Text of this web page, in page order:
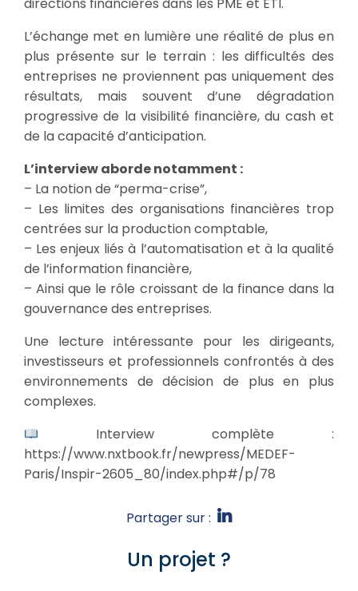
L’échange met en lumière une réalité de plus en
plus présente sur le terrain : les difficultés des
entreprises ne proviennent pas uniquement des
résultats, mais souvent d’une dégradation
progressive de la visibilité financière, du cash et
de la capacité d’anticipation.
L’interview aborde notamment :
– La notion de “perma-crise”,
– Les limites des organisations financières trop
centrées sur la production comptable,
– Les enjeux liés à l’automatisation et à la qualité
de l’information financière,
– Ainsi que le rôle croissant de la finance dans la
gouvernance des entreprises.
Une lecture intéressante pour les dirigeants,
investisseurs et professionnels confrontés à des
environnements de décision de plus en plus
complexes.
Interview complète :
https://www.nxtbook.fr/newpress/MEDEF-
Paris/Inspir-2605_80/index.php#/p/78
Partager sur :
Un projet ?